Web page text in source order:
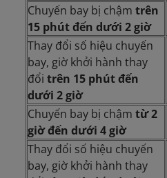
Chuyến bay bị chậmtrên
15 phút đến dưới 2 giờ
Thay đổi số hiệu chuyến
bay, giờ khởi hành thay
đổitrên 15 phút đến
dưới 2 giờ
Chuyến bay bị chậmtừ 2
giờ đến dưới 4 giờ
Thay đổi số hiệu chuyến
bay, giờ khởi hành thay